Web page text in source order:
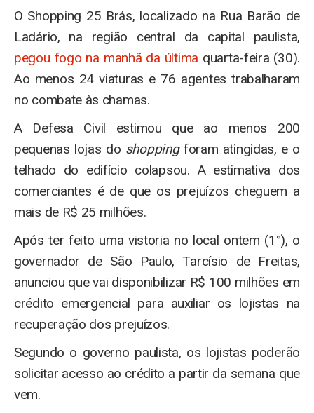
O Shopping 25 Brás, localizado na Rua Barão de
Ladário, na região central da capital paulista,
pegou fogo na manhã da última quarta-feira (30).
Ao menos 24 viaturas e 76 agentes trabalharam
no combate às chamas.
A Defesa Civil estimou que ao menos 200
pequenas lojas do shoppingforam atingidas, e o
telhado do edifício colapsou. A estimativa dos
comerciantes é de que os prejuízos cheguem a
mais de R$ 25 milhões.
Após ter feito uma vistoria no local ontem (1°), o
governador de São Paulo, Tarcísio de Freitas,
anunciou que vai disponibilizar R$ 100 milhões em
crédito emergencial para auxiliar os lojistas na
recuperação dos prejuízos.
Segundo o governo paulista, os lojistas poderão
solicitar acesso ao crédito a partir da semana que
vem.